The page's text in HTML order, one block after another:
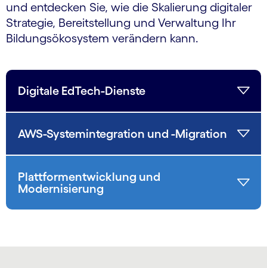
und entdecken Sie, wie die Skalierung digitaler
Strategie, Bereitstellung und Verwaltung Ihr
Bildungs­ökosystem verändern kann.
Digitale EdTech-Dienste
AWS-Systemintegration und -Migration
Plattformentwicklung und
Modernisierung